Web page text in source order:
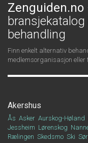
Zenguiden.no
behandling
Finn enkelt alternativ
medlemsorganisasjon eller
Akershus
Ås Asker Aurskog-Høland
Jessheim Lørenskog
Rælingen Skedsmo Ski